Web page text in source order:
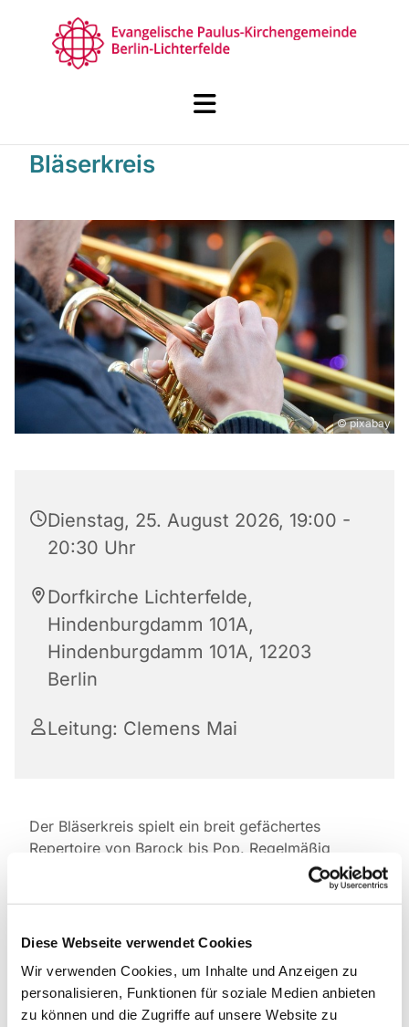
Diese Webseite verwendet Cookies
Wir verwenden Cookies, um Inhalte und Anzeigen zu
personalisieren, Funktionen für soziale Medien anbieten
zu können und die Zugriffe auf unsere Website zu
Bläserkreis
© pixabay
Dienstag, 25. August 2026, 19:00 -
20:30 Uhr
Dorfkirche Lichterfelde,
Hindenburgdamm 101A,
Hindenburgdamm 101A, 12203
Berlin
Leitung: Clemens Mai
Der Bläserkreis spielt ein breit gefächertes
Repertoire von Barock bis Pop. Regelmäßig
bereichert er unsere Festgottesdienste, aber auch
Gemeindefeste wie den Basar oder St. Martin.
Kontakt :Clemens Mai, Telefon 0171 5445076
Proben: dienstags, 19.00 bis 20.30 Uhr, im
Grünen Saal, Kita Hindenburgdamm/oben